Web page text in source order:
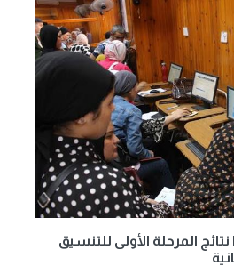
المرحلة الأولى للتنسيق